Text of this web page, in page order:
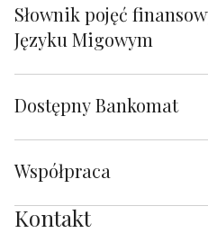
Słownik pojęć
Języku Migowym
Dostępny Bankomat
Współpraca
Kontakt